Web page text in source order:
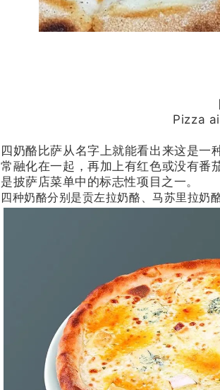
Pizza
四奶酪比萨从名字上就能看出来这是一
常融化在一起，再加上有红色或没有番
是披萨店菜单中的标志性项目之一。
四种奶酪分别是贡左拉奶酪、马苏里拉奶